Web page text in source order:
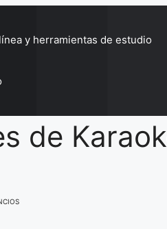
y herramientas de estudio
de